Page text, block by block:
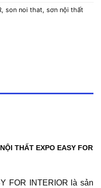
, son noi that, sơn nội thất
THẤT EXPO EASY FOR
FOR INTERIOR là sản